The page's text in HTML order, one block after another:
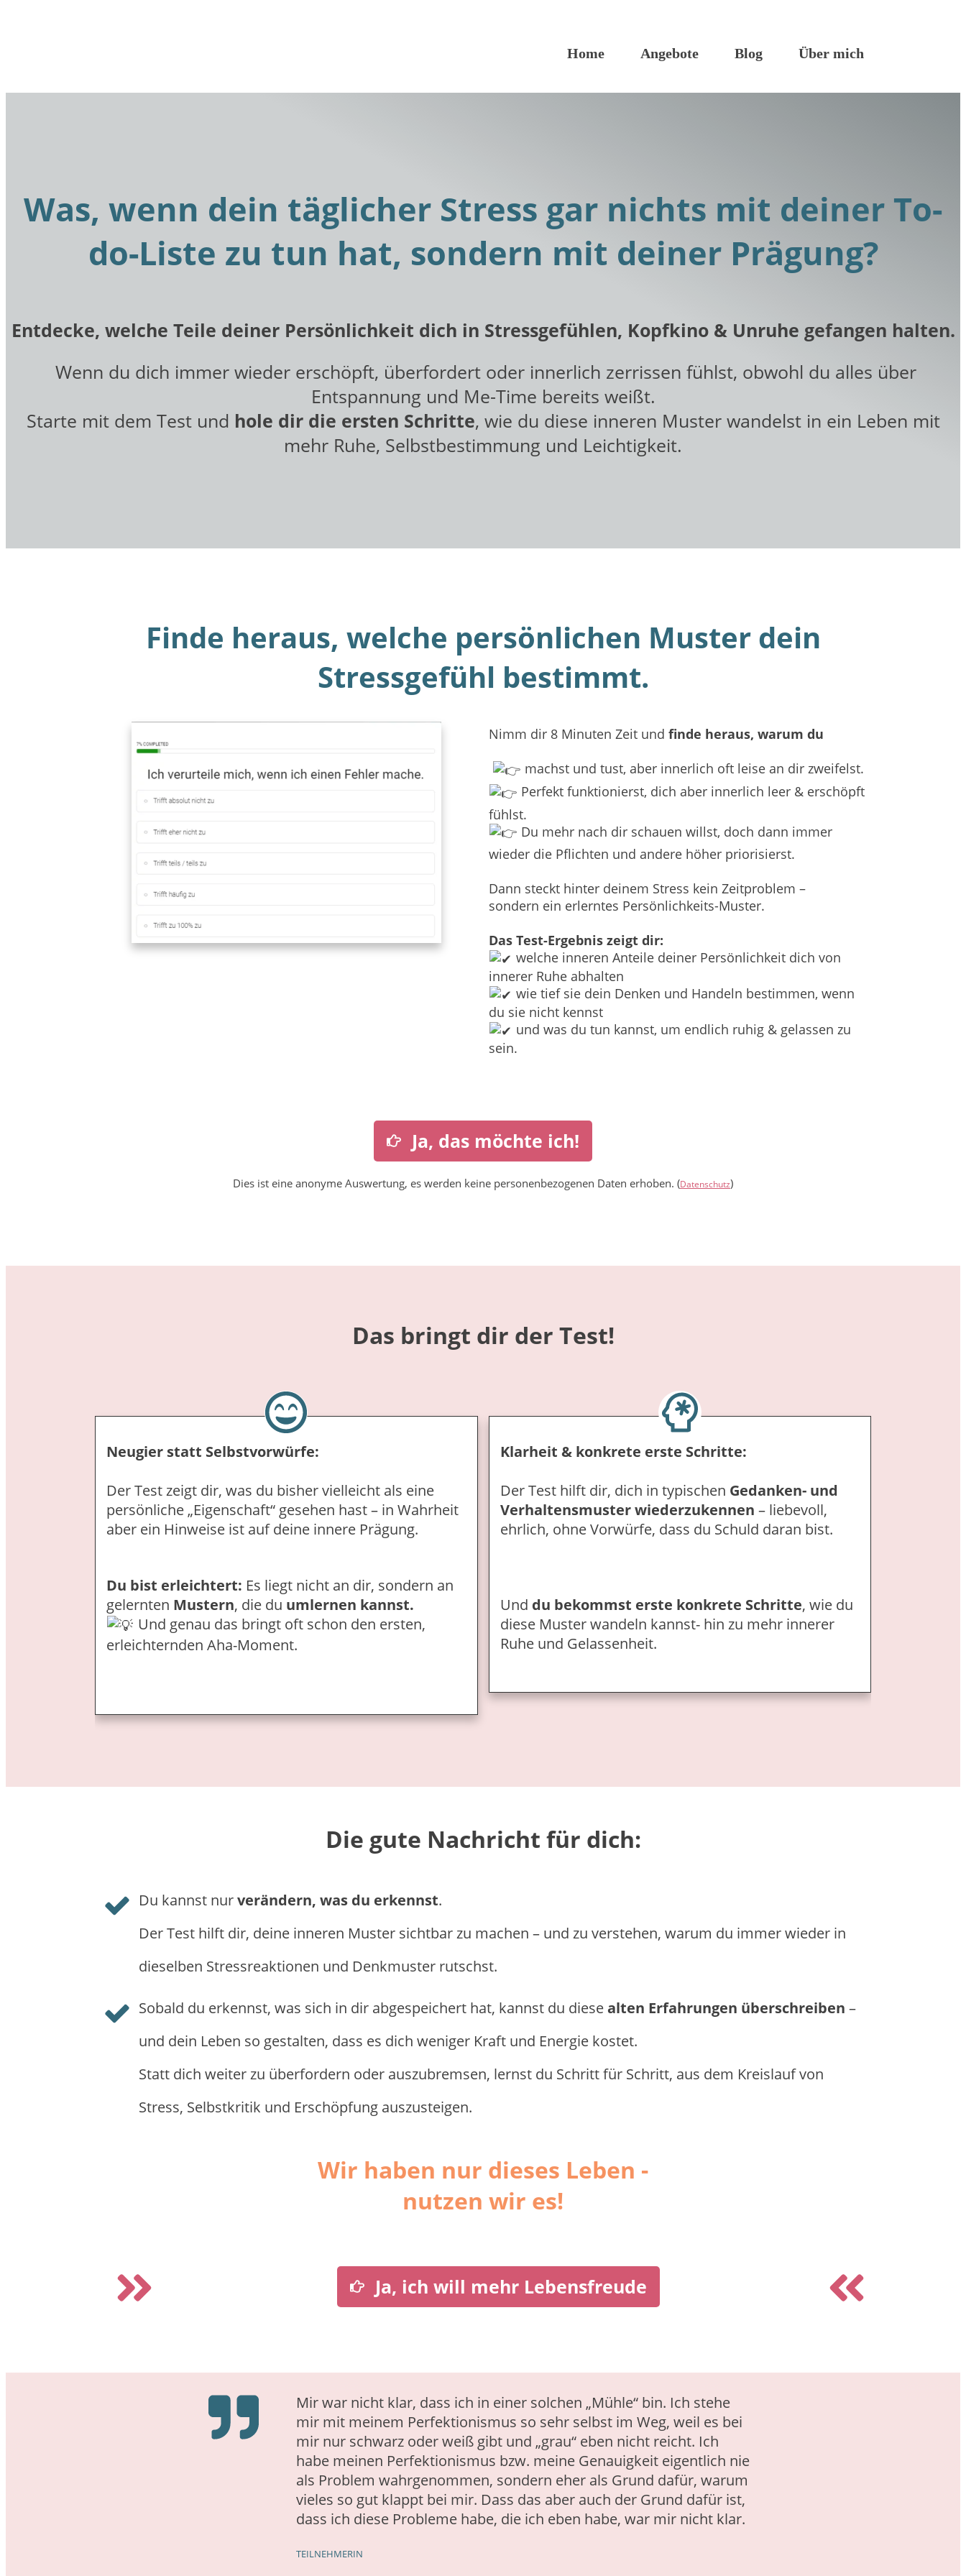
Home Angebote Blog Über mich
Was, wenn dein täglicher Stress gar nichts mit deiner To-
do-Liste zu tun hat, sondern mit deiner Prägung?
Entdecke, welche Teile deiner Persönlichkeit dich in Stressgefühlen, Kopfkino & Unruhe gefangen halten.
Wenn du dich immer wieder erschöpft, überfordert oder innerlich zerrissen fühlst, obwohl du alles über
Entspannung und Me-Time bereits weißt.
Starte mit dem Test und hole dir die ersten Schritte, wie du diese inneren Muster wandelst in ein Leben mit
mehr Ruhe, Selbstbestimmung und Leichtigkeit.
Finde heraus, welche persönlichen Muster dein
Stressgefühl bestimmt.
Nimm dir 8 Minuten Zeit und finde heraus, warum du
machst und tust, aber innerlich oft leise an dir zweifelst.
Perfekt funktionierst, dich aber innerlich leer & erschöpft
fühlst.
Du mehr nach dir schauen willst, doch dann immer
wieder die Pflichten und andere höher priorisierst.
Dann steckt hinter deinem Stress kein Zeitproblem –
sondern ein erlerntes Persönlichkeits-Muster.
Das Test-Ergebnis zeigt dir:
welche inneren Anteile deiner Persönlichkeit dich von
innerer Ruhe abhalten
wie tief sie dein Denken und Handeln bestimmen, wenn
du sie nicht kennst
und was du tun kannst, um endlich ruhig & gelassen zu
sein.
Ja, das möchte ich!
Dies ist eine anonyme Auswertung, es werden keine personenbezogenen Daten erhoben. (Datenschutz)
Das bringt dir der Test!
Neugier statt Selbstvorwürfe:
Der Test zeigt dir, was du bisher vielleicht als eine
persönliche „Eigenschaft“ gesehen hast – in Wahrheit
aber ein Hinweise ist auf deine innere Prägung.
Du bist erleichtert: Es liegt nicht an dir, sondern an
gelernten Mustern, die du umlernen kannst.
Und genau das bringt oft schon den ersten,
erleichternden Aha-Moment.
Klarheit & konkrete erste Schritte:
Der Test hilft dir, dich in typischen Gedanken- und
Verhaltensmusterwiederzukennen – liebevoll,
ehrlich, ohne Vorwürfe, dass du Schuld daran bist.
Und du bekommst erste konkrete Schritte, wie du
diese Muster wandeln kannst- hin zu mehr innerer
Ruhe und Gelassenheit.
Die gute Nachricht für dich:
Du kannst nurverändern, was du erkennst.
Der Test hilft dir, deine inneren Muster sichtbar zu machen – und zu verstehen, warum du immer wieder in
dieselben Stressreaktionen und Denkmuster rutschst.
Sobald du erkennst, was sich in dir abgespeichert hat, kannst du diesealten Erfahrungen überschreiben –
und dein Leben so gestalten, dass es dich weniger Kraft und Energie kostet.
Statt dich weiter zu überfordern oder auszubremsen, lernst du Schritt für Schritt, aus dem Kreislauf von
Stress, Selbstkritik und Erschöpfung auszusteigen.
Wir haben nur dieses Leben -
nutzen wir es!
Ja, ich will mehr Lebensfreude
Mir war nicht klar, dass ich in einer solchen „Mühle“ bin. Ich stehe
mir mit meinem Perfektionismus so sehr selbst im Weg, weil es bei
mir nur schwarz oder weiß gibt und „grau“ eben nicht reicht. Ich
habe meinen Perfektionismus bzw. meine Genauigkeit eigentlich nie
als Problem wahrgenommen, sondern eher als Grund dafür, warum
vieles so gut klappt bei mir. Dass das aber auch der Grund dafür ist,
dass ich diese Probleme habe, die ich eben habe, war mir nicht klar.
TEILNEHMERIN